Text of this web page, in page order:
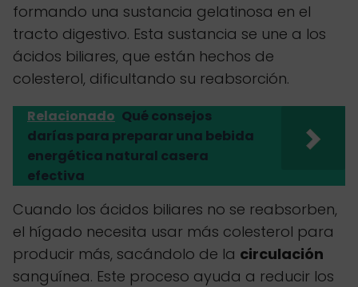
formando una sustancia gelatinosa en el
tracto digestivo. Esta sustancia se une a los
ácidos biliares, que están hechos de
colesterol, dificultando su reabsorción.
Relacionado Qué consejos
darías para preparar una bebida
energética natural casera
efectiva
Cuando los ácidos biliares no se reabsorben,
el hígado necesita usar más colesterol para
producir más, sacándolo de la circulación
sanguínea. Este proceso ayuda a reducir los